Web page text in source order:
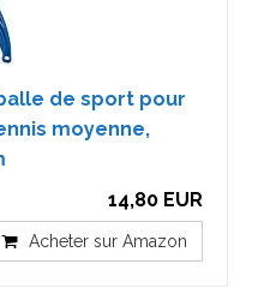
de sport pour
moyenne,
14,80 EUR
Acheter sur Amazon